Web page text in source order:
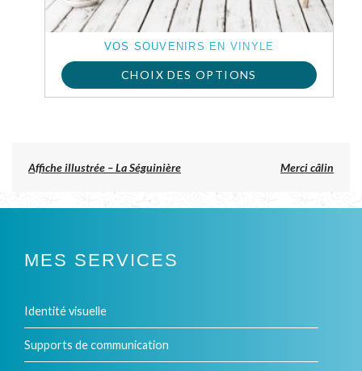
VOS SOUVENIRS EN VINYLE
CHOIX DES OPTIONS
NAVIGATION
L’ARTICLE
Previous
Affiche illustrée – La Séguinière Merci câlin
MES SERVICES
Identité visuelle
Supports de communication